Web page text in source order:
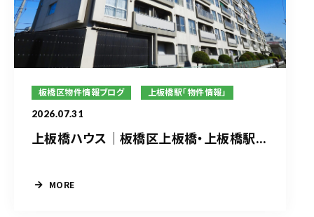
板橋区物件情報ブログ 上板橋駅「物件情報」
2026.07.31
上板橋ハウス｜板橋区上板橋・上板橋駅...
MORE